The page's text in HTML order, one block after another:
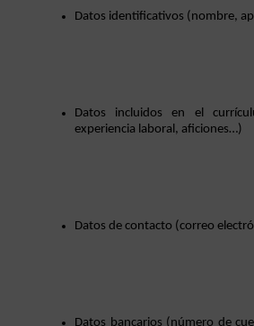
Datos identificativos (nombre,
Datos incluidos en el
experiencia laboral, aficiones…)
Datos de contacto (correo
Datos bancarios (número de